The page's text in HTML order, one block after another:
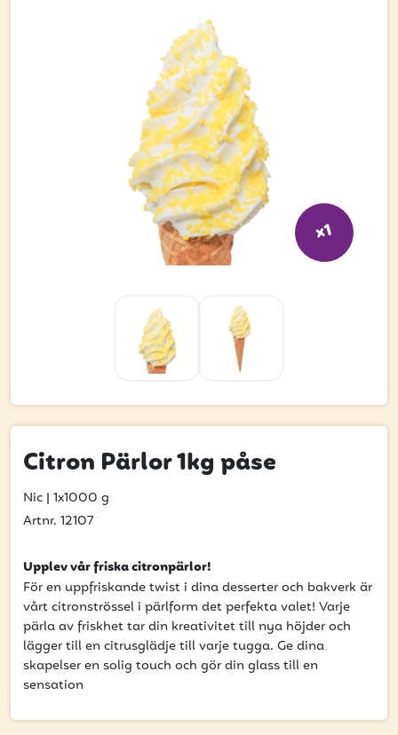
Glassutbildningar
få uppdateringar kring kampanjer?
Ange din e-postadress nedan för att ta del av våra nyheter
och erbjudanden.
E-postadress
PRENUMERERA
x1
Citron Pärlor 1kg påse
Nic | 1x1000 g
Artnr. 12107
Upplev vår friska citronpärlor!
För en uppfriskande twist i dina desserter och bakverk är
vårt citronströssel i pärlform det perfekta valet! Varje
pärla av friskhet tar din kreativitet till nya höjder och
lägger till en citrusglädje till varje tugga. Ge dina
skapelser en solig touch och gör din glass till en
sensation